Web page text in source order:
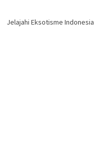
Jelajahi Eksotisme Indonesia